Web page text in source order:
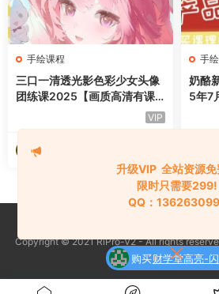
手绘课程
三口一清透光影色彩少女头像
团练课2025【画质高清有课
VIP
海淘资源网
手
奶酪
5年7
Copyright © 2021 RiPro-V2 - All rights
京公网安备
升级VIP 全站资源免
限时只需要299!
QQ：
了
通达信强龙
全套指标公式
购买
了
财学堂高亮-
（指标+日报